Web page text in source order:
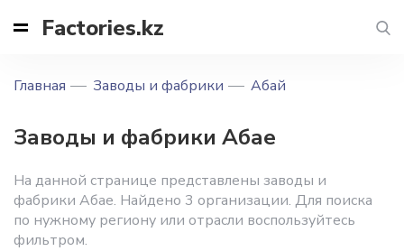
Factories.kz
Главная Заводы и фабрики Абай
Заводы и фабрики Абае
На данной странице представлены заводы и
фабрики Абае. Найдено 3 организации. Для поиска
по нужному региону или отрасли воспользуйтесь
фильтром.